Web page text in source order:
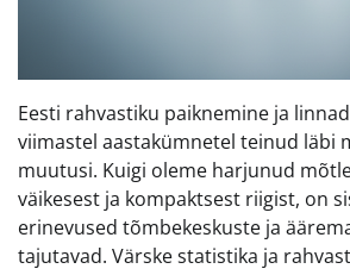
Eesti rahvastiku paiknemine ja
viimastel aastakümnetel teinud läbi
muutusi. Kuigi oleme harjunud
väikesest ja kompaktsest riigist, on
erinevused tõmbekeskuste ja
tajutavad. Värske statistika ja